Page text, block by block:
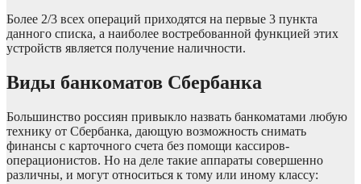
Более 2/3 всех операций приходятся на первые 3 пункта
данного списка, а наиболее востребованной функцией этих
устройств является получение наличности.
Виды банкоматов Сбербанка
Большинство россиян привыкло назвать банкоматами любую
технику от Сбербанка, дающую возможность снимать
финансы с карточного счета без помощи кассиров-
операционистов. Но на деле такие аппараты совершенно
различны, и могут относиться к тому или иному классу: